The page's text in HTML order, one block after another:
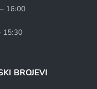
16:00
15:30
BROJEVI